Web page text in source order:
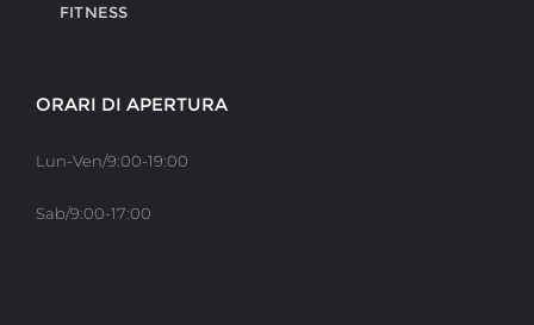
FITNESS
ORARI DI APERTURA
Lun-Ven/9:00-19:00
Sab/9:00-17:00